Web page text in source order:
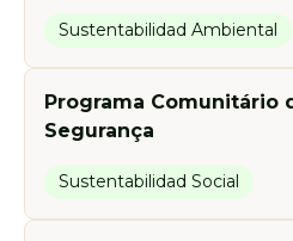
Sustentabilidad Ambiental
Programa Comunitário
Segurança
Sustentabilidad Social